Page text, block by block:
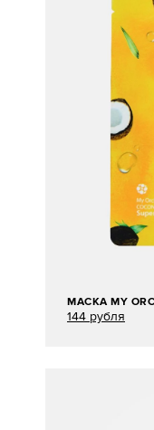
МАСКА MY
144 рубля